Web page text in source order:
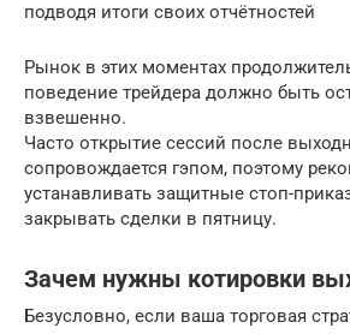
подводя итоги своих отчётностей
Рынок в этих моментах
поведение трейдера должно быть
взвешенно.
Часто открытие сессий после
сопровождается гэпом, поэтому
устанавливать защитные стоп-
закрывать сделки в пятницу.
Зачем нужны котировки
Безусловно, если ваша торговая